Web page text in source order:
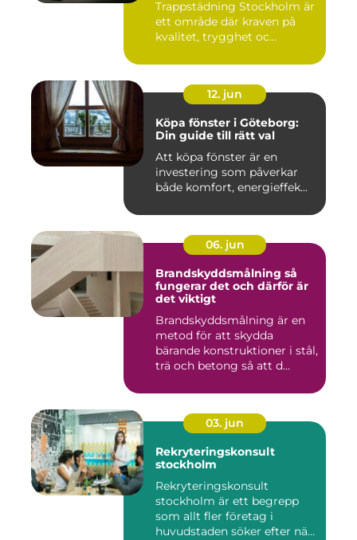
Trappstädning Stockholm är
ett område där kraven på
kvalitet, trygghet oc...
12. jun
Köpa fönster i Göteborg:
Din guide till rätt val
Att köpa fönster är en
investering som påverkar
både komfort, energieffek...
06. jun
Brandskyddsmålning så
fungerar det och därför är
det viktigt
Brandskyddsmålning är en
metod för att skydda
bärande konstruktioner i stål,
trä och betong så att d...
03. jun
Rekryteringskonsult
stockholm
Rekryteringskonsult
stockholm är ett begrepp
som allt fler företag i
huvudstaden söker efter när